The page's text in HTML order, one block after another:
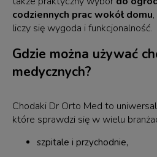
codziennych prac wokół domu
liczy się wygoda i funkcjonalność.
Gdzie można używać
medycznych?
Chodaki Dr Orto Med to
które sprawdzi się w wielu
szpitale i przychodnie,